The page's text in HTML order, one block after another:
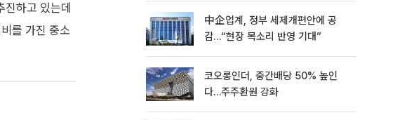
하고 있는데
를 가진 중소
中企업계, 정부 세제개편안에 공
감…“현장 목소리 반영 기대”
코오롱인더, 중간배당 50% 높인
다…주주환원 강화